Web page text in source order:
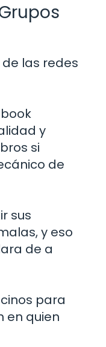
las redes
y
si
de
sus
y eso
de a
para
en quien